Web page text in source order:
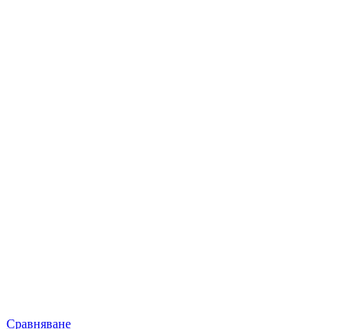
Сравняване